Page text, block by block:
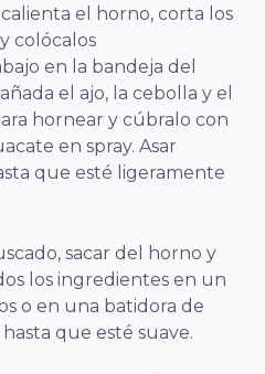
el horno, corta los
colócalos
en la bandeja del
el ajo, la cebolla y el
hornear y cúbralo con
en spray. Asar
que esté ligeramente
sacar del horno y
los ingredientes en un
o en una batidora de
que esté suave.